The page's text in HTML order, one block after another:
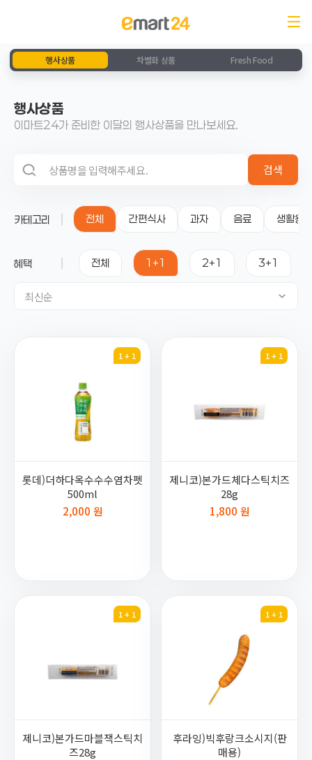
행사상품 차별화 상품 Fresh Food
행사상품
이마트24가 준비한 이달의 행사상품을 만나보세요.
검색 영역
검색
카테고리 전체 간편식사 과자 음료 생활용품
혜택 전체 1+1 2+1 3+1
최신순
1 + 1
롯데)더하다옥수수수염차펫
500ml
2,000 원
1 + 1
제니코)본가드체다스틱치즈
28g
1,800 원
1 + 1
제니코)본가드마블잭스틱치
즈28g
1 + 1
후라잉)빅후랑크소시지(판
매용)